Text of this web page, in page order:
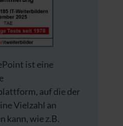
ist eine
auf die der
Vielzahl an
kann, wie z.B.